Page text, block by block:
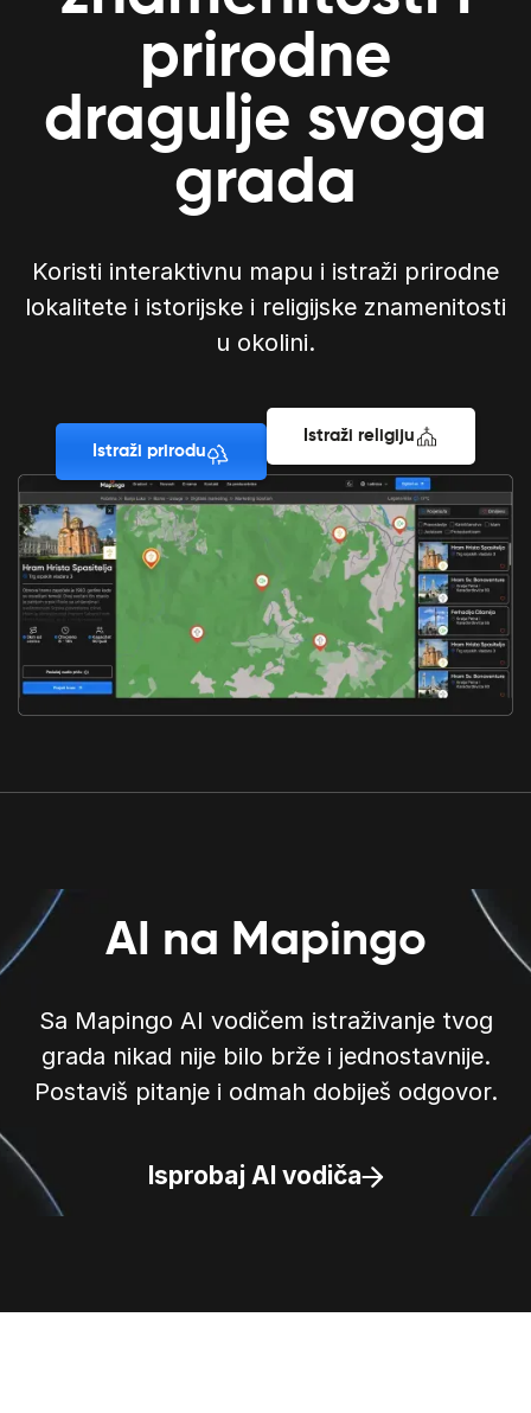
prirodne
dragulje svoga
grada
Koristi interaktivnu mapu i istraži prirodne
lokalitete i istorijske i religijske znamenitosti
u okolini.
Istraži prirodu
Istraži religiju
AI na Mapingo
Sa Mapingo AI vodičem istraživanje tvog
grada nikad nije bilo brže i jednostavnije.
Postaviš pitanje i odmah dobiješ odgovor.
Isprobaj AI vodiča